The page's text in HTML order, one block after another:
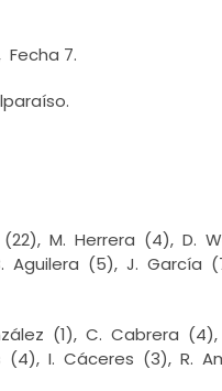
Fecha 7.
M. Herrera (4), D.
Aguilera (5), J. García
(1), C. Cabrera
(4), I. Cáceres (3), R.